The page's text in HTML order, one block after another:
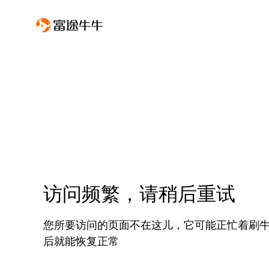
访问频繁，请稍后重试
您所要访问的页面不在这儿，它可能正忙着刷
后就能恢复正常